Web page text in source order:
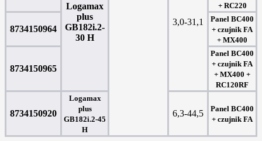
Logamax
plus
GB182i.2-
30 H
3,0-31,1
+ RC220
8734150964
Panel BC400
+ czujnik FA
+ MX400
8734150965
Panel BC400
+ czujnik FA
+ MX400 +
RC120RF
8734150920
Logamax
plus
GB182i.2-45
H
6,3-44,5
Panel BC400
+ czujnik FA